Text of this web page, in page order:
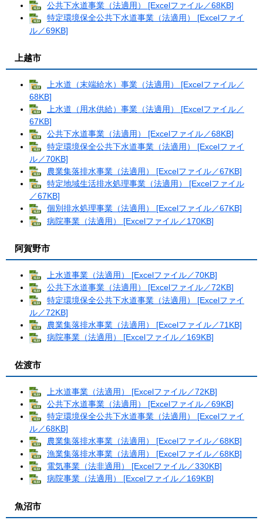
公共下水道事業（法適用） [Excelファイル／68KB]
特定環境保全公共下水道事業（法適用） [Excelファイ
ル／69KB]
上越市
上水道（末端給水）事業（法適用） [Excelファイル／
68KB]
上水道（用水供給）事業（法適用） [Excelファイル／
67KB]
公共下水道事業（法適用） [Excelファイル／68KB]
特定環境保全公共下水道事業（法適用） [Excelファイ
ル／70KB]
農業集落排水事業（法適用） [Excelファイル／67KB]
特定地域生活排水処理事業（法適用） [Excelファイル
／67KB]
個別排水処理事業（法適用） [Excelファイル／67KB]
病院事業（法適用） [Excelファイル／170KB]
阿賀野市
上水道事業（法適用） [Excelファイル／70KB]
公共下水道事業（法適用） [Excelファイル／72KB]
特定環境保全公共下水道事業（法適用） [Excelファイ
ル／72KB]
農業集落排水事業（法適用） [Excelファイル／71KB]
病院事業（法適用） [Excelファイル／169KB]
佐渡市
上水道事業（法適用） [Excelファイル／72KB]
公共下水道事業（法適用） [Excelファイル／69KB]
特定環境保全公共下水道事業（法適用） [Excelファイ
ル／68KB]
農業集落排水事業（法適用） [Excelファイル／68KB]
漁業集落排水事業（法適用） [Excelファイル／68KB]
電気事業（法非適用） [Excelファイル／330KB]
病院事業（法適用） [Excelファイル／169KB]
魚沼市